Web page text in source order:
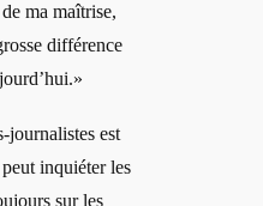
ma maîtrise,
différence
journalistes est
inquiéter les
sur les